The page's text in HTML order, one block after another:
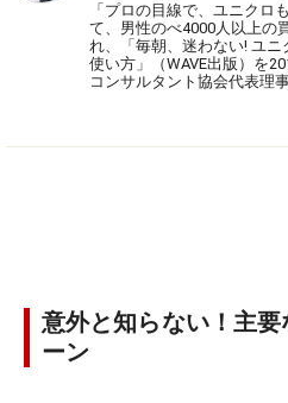
「プロの目線で、ユニクロ
て、男性のべ4000人以上の
れ、「毎朝、迷わない! ユ
使い方」（WAVE出版）を
コンサルタント協会代表理事
意外と知らない！主
ーン